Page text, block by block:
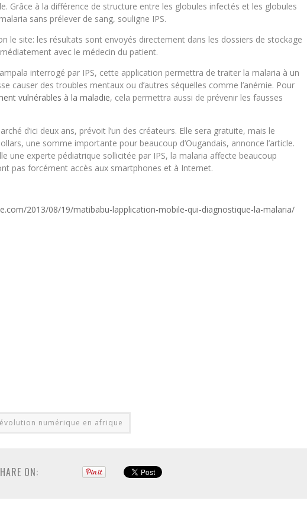
Grâce à la différence de structure entre les globules infectés et les globules
sans prélever de sang, souligne IPS.
le site: les résultats sont envoyés directement dans les dossiers de stockage
avec le médecin du patient.
interrogé par IPS, cette application permettra de traiter la malaria à un
causer des troubles mentaux ou d’autres séquelles comme l’anémie. Pour
vulnérables à la maladie, cela permettra aussi de prévenir les fausses
d’ici deux ans, prévoit l’un des créateurs. Elle sera gratuite, mais le
une somme importante pour beaucoup d’Ougandais, annonce l’article.
une experte pédiatrique sollicitée par IPS, la malaria affecte beaucoup
pas forcément accès aux smartphones et à Internet.
2013/08/19/matibabu-lapplication-mobile-qui-diagnostique-la-malaria/
numérique en afrique
ON: